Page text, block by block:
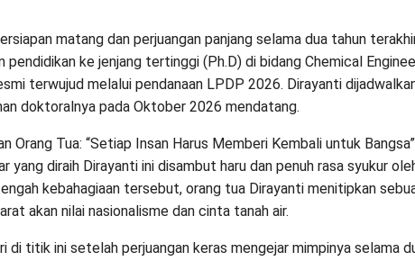
matang dan perjuangan panjang selama dua tahun
pendidikan ke jenjang tertinggi (Ph.D) di bidang Chemical
terwujud melalui pendanaan LPDP 2026. Dirayanti
doktoralnya pada Oktober 2026 mendatang.
Orang Tua: “Setiap Insan Harus Memberi Kembali untuk Bangsa”
yang diraih Dirayanti ini disambut haru dan penuh rasa syukur
kebahagiaan tersebut, orang tua Dirayanti menitipkan
akan nilai nasionalisme dan cinta tanah air.
di titik ini setelah perjuangan keras mengejar mimpinya selama